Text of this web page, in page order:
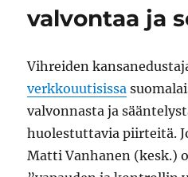
valvontaa ja
Vihreiden
verkkouutisissa
valvonnasta ja
huolestuttavia piirteitä.
Matti Vanhanen (kesk.)